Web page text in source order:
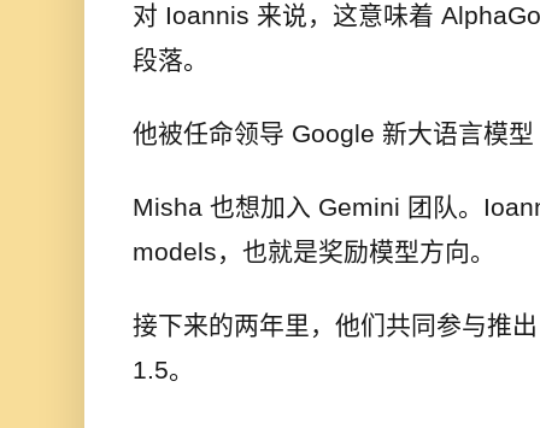
对 Ioannis 来说，这意味着
段落。
他被任命领导 Google 新大语言模
Misha 也想加入 Gemini 团队。
models，也就是奖励模型方向。
接下来的两年里，他们共同参与推
1.5。